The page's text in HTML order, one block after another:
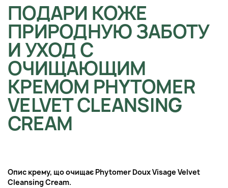
ПОДАРИ КОЖЕ
ПРИРОДНУЮ ЗАБОТУ
И УХОД С
ОЧИЩАЮЩИМ
КРЕМОМ PHYTOMER
VELVET CLEANSING
CREAM
Опис крему, що очищає Phytomer Doux Visage Velvet
Cleansing Cream.